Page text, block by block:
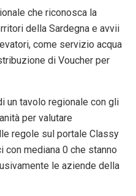
che riconosca la
della Sardegna e avvii
come servizio acqua
di Voucher per
un tavolo regionale con gli
per valutare
regole sul portale Classy
con mediana 0 che stanno
le aziende della